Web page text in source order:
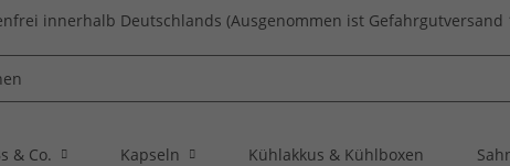
innerhalb Deutschlands (Ausgenommen ist Gefahrgutversand
& Co. Kapseln Kühlakkus & Kühlboxen